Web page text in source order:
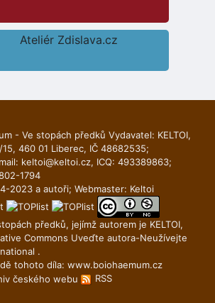
Ateliér Zdislava.cz
- Ve stopách předků Vydavatel: KELTOI,
460 01 Liberec, IČ 48682535;
keltoi@keltoi.cz, ICQ: 493389863;
1794
2023 a autoři; Webmaster: Keltoi
předků, jejímž autorem je KELTOI,
Commons Uveďte autora-Neuží­vejte
.
tohoto díla: www.boiohaemum.cz
RSS